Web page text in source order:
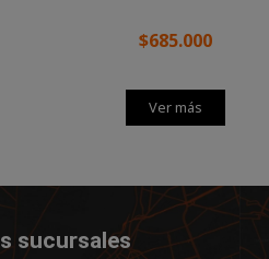
$685.000
Ver más
sucursales